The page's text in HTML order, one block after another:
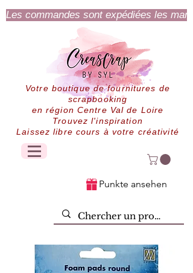
Les commandes sont expédiées les
Votre boutique de fournitures de
scrapbooking
en région Centre Val de Loire
Trouvez l'inspiration
Laissez libre cours à votre créativité
Punkte ansehen